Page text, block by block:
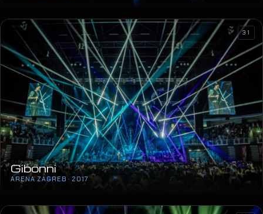
Gibonni
ARENA ZAGREB · 2017
31